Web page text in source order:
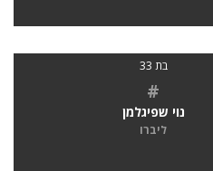
בת 33
#
נוי שפיגלמן
ליברו